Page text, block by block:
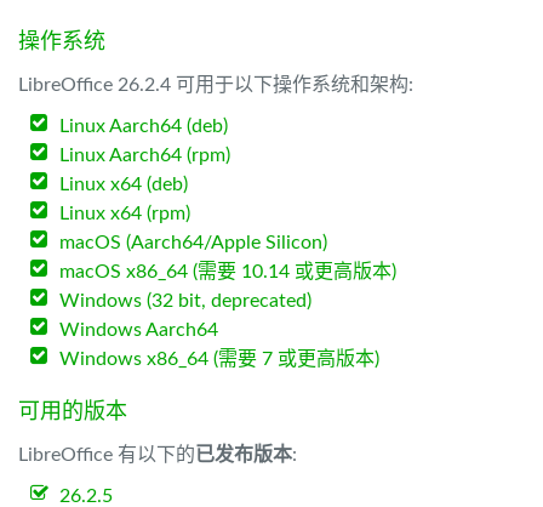
操作系统
LibreOffice 26.2.4 可用于以下操作系统和架构:
Linux Aarch64 (deb)
Linux Aarch64 (rpm)
Linux x64 (deb)
Linux x64 (rpm)
macOS (Aarch64/Apple Silicon)
macOS x86_64 (需要 10.14 或更高版本)
Windows (32 bit, deprecated)
Windows Aarch64
Windows x86_64 (需要 7 或更高版本)
可用的版本
LibreOffice 有以下的已发布版本:
26.2.5